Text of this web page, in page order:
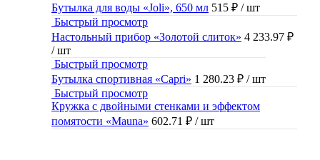
Бутылка для воды «Joli», 650 мл 515 ₽ / шт
Быстрый просмотр
Настольный прибор «Золотой слиток» 4 233.97 ₽
/ шт
Быстрый просмотр
Бутылка спортивная «Capri» 1 280.23 ₽ / шт
Быстрый просмотр
Кружка с двойными стенками и эффектом
помятости «Mauna» 602.71 ₽ / шт